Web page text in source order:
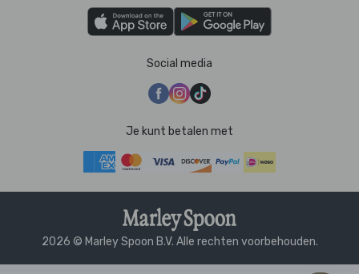
Social media
Je kunt betalen met
2026 © Marley Spoon B.V. Alle rechten voorbehouden.